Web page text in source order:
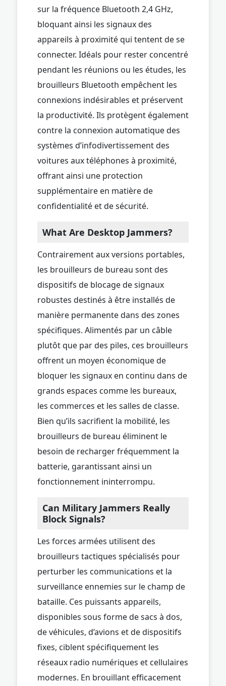
sur la fréquence Bluetooth 2,4 GHz,
bloquant ainsi les signaux des
appareils à proximité qui tentent de se
connecter. Idéals pour rester concentré
pendant les réunions ou les études, les
brouilleurs Bluetooth empêchent les
connexions indésirables et préservent
la productivité. Ils protègent également
contre la connexion automatique des
systèmes d’infodivertissement des
voitures aux téléphones à proximité,
offrant ainsi une protection
supplémentaire en matière de
confidentialité et de sécurité.
What Are Desktop Jammers?
Contrairement aux versions portables,
les brouilleurs de bureau sont des
dispositifs de blocage de signaux
robustes destinés à être installés de
manière permanente dans des zones
spécifiques. Alimentés par un câble
plutôt que par des piles, ces brouilleurs
offrent un moyen économique de
bloquer les signaux en continu dans de
grands espaces comme les bureaux,
les commerces et les salles de classe.
Bien qu’ils sacrifient la mobilité, les
brouilleurs de bureau éliminent le
besoin de recharger fréquemment la
batterie, garantissant ainsi un
fonctionnement ininterrompu.
Can Military Jammers Really
Block Signals?
Les forces armées utilisent des
brouilleurs tactiques spécialisés pour
perturber les communications et la
surveillance ennemies sur le champ de
bataille. Ces puissants appareils,
disponibles sous forme de sacs à dos,
de véhicules, d’avions et de dispositifs
fixes, ciblent spécifiquement les
réseaux radio numériques et cellulaires
modernes. En brouillant efficacement